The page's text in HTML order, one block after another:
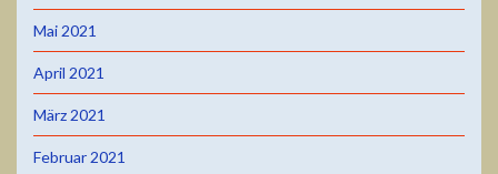
Mai 2021
April 2021
März 2021
Februar 2021